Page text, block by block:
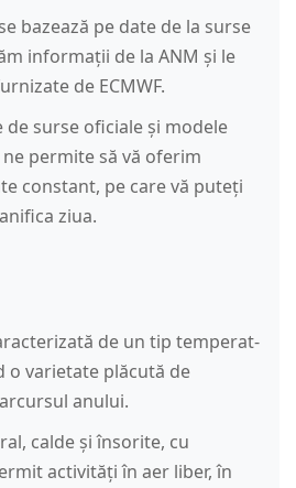
bazează pe date de la surse
informații de la ANM și le
de ECMWF.
de surse oficiale și modele
permite să vă oferim
constant, pe care vă puteți
ziua.
de un tip temperat-
o varietate plăcută de
anului.
calde și însorite, cu
activități în aer liber, în